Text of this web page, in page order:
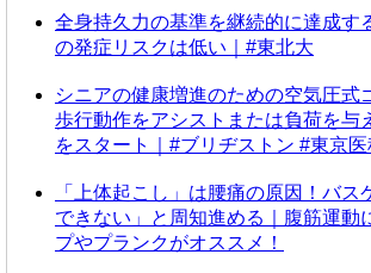
全身持久力の基準を継続的に達成す
の発症リスクは低い｜#東北大
シニアの健康増進のための空気圧式
歩行動作をアシストまたは負荷を与
をスタート｜#ブリヂストン #東京
「上体起こし」は腰痛の原因！バス
できない」と周知進める｜腹筋運動
プやプランクがオススメ！